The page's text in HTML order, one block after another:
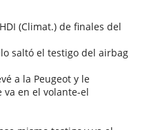
(Climat.) de finales del
saltó el testigo del airbag
a la Peugeot y le
en el volante-el